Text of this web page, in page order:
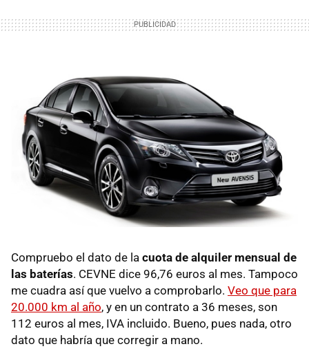
Compruebo el dato de la cuota de alquiler mensual de
las baterías. CEVNE dice 96,76 euros al mes. Tampoco
me cuadra así que vuelvo a comprobarlo. Veo que para
20.000 km al año, y en un contrato a 36 meses, son
112 euros al mes, IVA incluido. Bueno, pues nada, otro
dato que habría que corregir a mano.